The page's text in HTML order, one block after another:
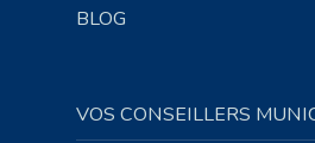
BLOG
VOS CONSEILLERS